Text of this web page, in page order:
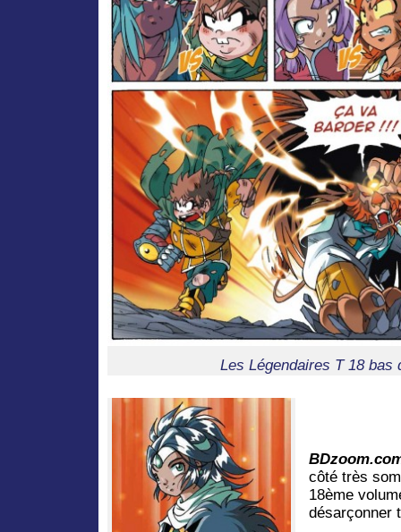
Les Légendaires T 18 bas
côté très
18ème
désarçonner